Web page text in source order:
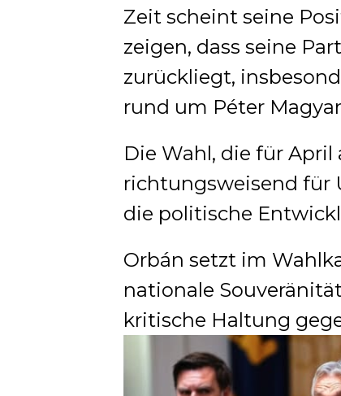
Zeit scheint seine
zeigen, dass seine
zurückliegt,
rund um Péter
Die Wahl, die für
richtungsweisend für
die politische
Orbán setzt im
nationale
kritische Haltung